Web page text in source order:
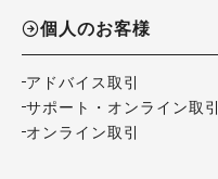
個人のお客様
アドバイス取引
サポート・オンライン取引
オンライン取引